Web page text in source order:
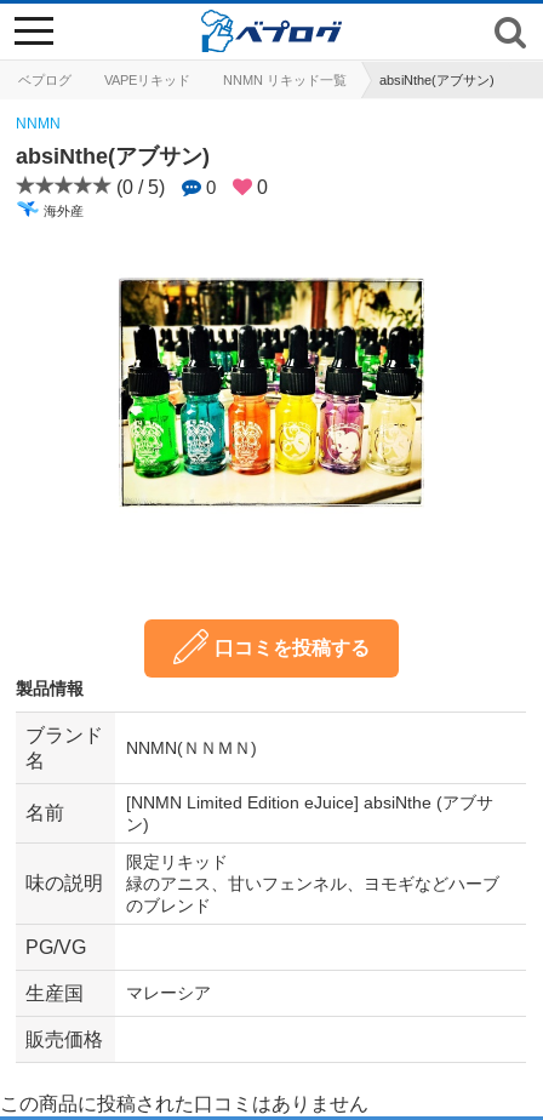
ベプログ VAPEリキッド NNMN リキッド一覧 absiNthe(アブサン)
toggle
navigation
NNMN
absiNthe(アブサン)
(0 / 5) 0 0
海外産
口コミを投稿する
製品情報
ブランド
名
NNMN(ＮＮＭＮ)
名前
[NNMN Limited Edition eJuice] absiNthe (アブサ
ン)
味の説明
限定リキッド
緑のアニス、甘いフェンネル、ヨモギなどハーブ
のブレンド
PG/VG
生産国 マレーシア
販売価格
この商品に投稿された口コミはありません